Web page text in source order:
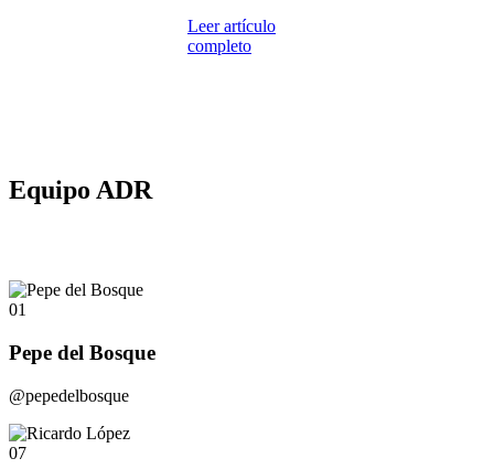
Leer artículo
completo
Equipo ADR
01
Pepe del Bosque
@pepedelbosque
07